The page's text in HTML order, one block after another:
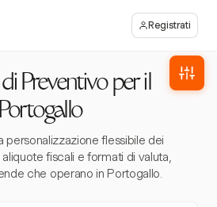
Registrati
Preventivo per il
Portogallo
personalizzazione flessibile dei
fiscali e formati di valuta,
che operano in Portogallo.